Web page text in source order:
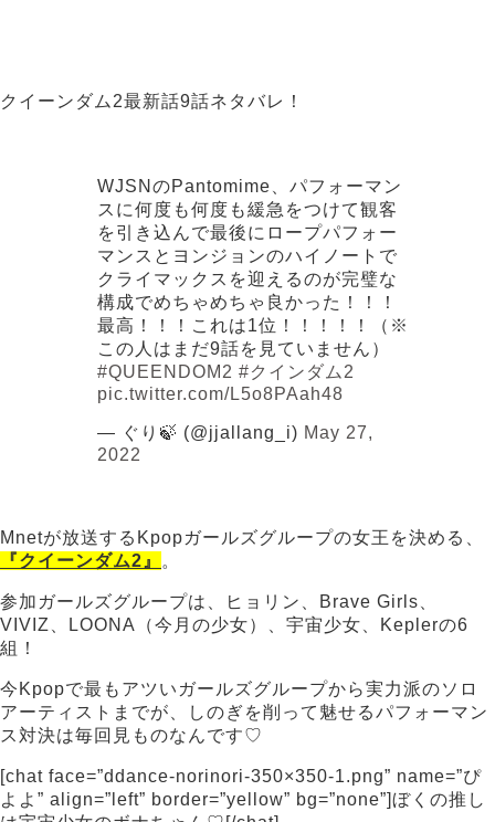
クイーンダム2最新話9話ネタバレ！
WJSNのPantomime、パフォーマン
スに何度も何度も緩急をつけて観客
を引き込んで最後にロープパフォー
マンスとヨンジョンのハイノートで
クライマックスを迎えるのが完璧な
構成でめちゃめちゃ良かった！！！
最高！！！これは1位！！！！！（※
この人はまだ9話を見ていません）
#QUEENDOM2 #クインダム2
pic.twitter.com/L5o8PAah48
— ぐり🍃 (@jjallang_i) May 27,
2022
Mnetが放送するKpopガールズグループの女王を決める、
『クイーンダム2』
。
参加ガールズグループは、ヒョリン、Brave Girls、
VIVIZ、LOONA（今月の少女）、宇宙少女、Keplerの6
組！
今Kpopで最もアツいガールズグループから実力派のソロ
アーティストまでが、しのぎを削って魅せるパフォーマン
ス対決は毎回見ものなんです♡
[chat face=”ddance-norinori-350×350-1.png” name=”ぴ
よよ” align=”left” border=”yellow” bg=”none”]ぼくの推し